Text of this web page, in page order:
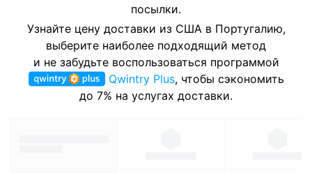
посылки.
Узнайте цену доставки из США в Португалию,
выберите наиболее подходящий метод
и не забудьте воспользоваться программой
Qwintry Plus, чтобы сэкономить
до 7% на услугах доставки.